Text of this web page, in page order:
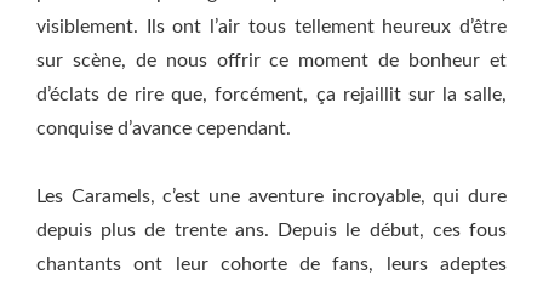
visiblement. Ils ont l’air tous tellement heureux d’être
sur scène, de nous offrir ce moment de bonheur et
d’éclats de rire que, forcément, ça rejaillit sur la salle,
conquise d’avance cependant.
Les Caramels, c’est une aventure incroyable, qui dure
depuis plus de trente ans. Depuis le début, ces fous
chantants ont leur cohorte de fans, leurs adeptes